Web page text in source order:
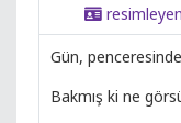
Gün,
Bakmış ki ne